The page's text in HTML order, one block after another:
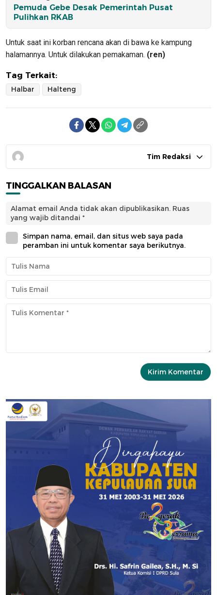
Pemuda Gebe Desak Pemerintah Pusat
Pulihkan RKAB
Untuk saat ini korban rencana akan di bawa ke kampung
halamannya. Untuk dilakukan pemakaman. (ren)
Tag Terkait:
Halbar Halteng
Tim Redaksi
TINGGALKAN BALASAN
Alamat email Anda tidak akan dipublikasikan. Ruas
yang wajib ditandai *
Simpan nama, email, dan situs web saya pada
peramban ini untuk komentar saya berikutnya.